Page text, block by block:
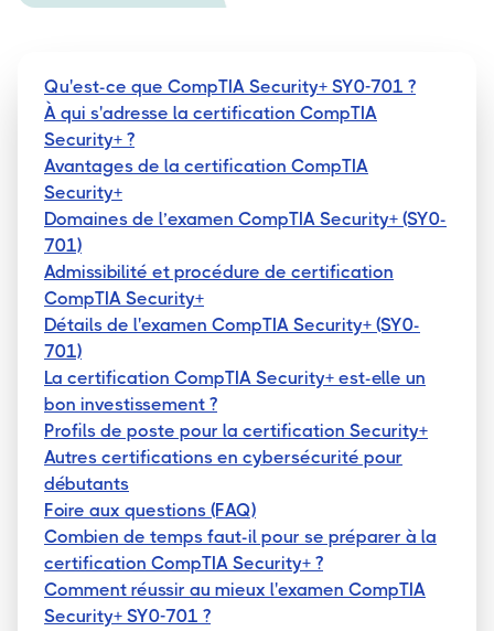
Qu'est-ce que CompTIA Security+ SY0-701 ?
À qui s'adresse la certification CompTIA
Security+ ?
Avantages de la certification CompTIA
Security+
Domaines de l’examen CompTIA Security+ (SY0-
701)
Admissibilité et procédure de certification
CompTIA Security+
Détails de l'examen CompTIA Security+ (SY0-
701)
La certification CompTIA Security+ est-elle un
bon investissement ?
Profils de poste pour la certification Security+
Autres certifications en cybersécurité pour
débutants
Foire aux questions (FAQ)
Combien de temps faut-il pour se préparer à la
certification CompTIA Security+ ?
Comment réussir au mieux l'examen CompTIA
Security+ SY0-701 ?